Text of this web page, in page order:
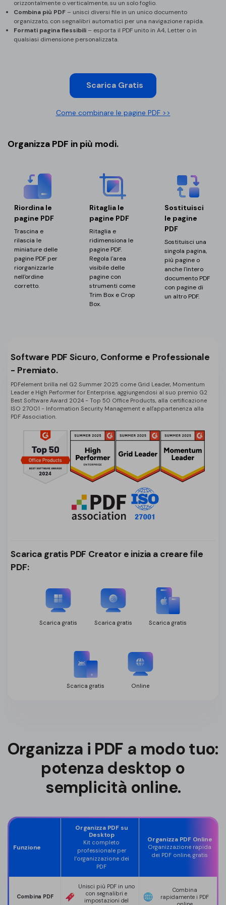
Chat con documento
AI Image Generator
PDFelement per Android
Tutorial Video
Contatta il supporto
Specifiche tecniche
Aggiornamenti
orizzontalmente o verticalmente, su un solo foglio.
Combina più PDF – unisci diversi file in un unico documento
organizzato, con segnalibri automatici per una navigazione rapida.
Formati pagina flessibili – esporta il PDF unito in A4, Letter o in
qualsiasi dimensione personalizzata.
Scarica Gratis
Come combinare le pagine PDF >>
Organizza PDF in più modi.
Riordina le
pagine PDF
Trascina e
rilascia le
miniature delle
pagine PDF per
riorganizzarle
nell'ordine
corretto.
Ritaglia le
pagine PDF
Ritaglia e
ridimensiona le
pagine PDF.
Regola l'area
visibile delle
pagine con
strumenti come
Trim Box e Crop
Box.
Sostituisci
le pagine
PDF
Sostituisci una
singola pagina,
più pagine o
anche l'intero
documento PDF
con pagine di
un altro PDF.
Software PDF Sicuro, Conforme e Professionale
- Premiato.
PDFelement brilla nel G2 Summer 2025 come Grid Leader, Momentum
Leader e High Performer for Enterprise, aggiungendosi al suo premio G2
Best Software Award 2024 - Top 50 Office Products, alla certificazione
ISO 27001 - Information Security Management e all'appartenenza alla
PDF Association.
Scarica gratis PDF Creator e inizia a creare file
PDF:
Scarica gratis Scarica gratis Scarica gratis
Scarica gratis Online
Organizza i PDF a modo tuo:
potenza desktop o
semplicità online.
Funzione
Organizza PDF su
Desktop
Kit completo
professionale per
l’organizzazione dei
PDF
Organizza PDF Online
Organizzazione rapida
dei PDF online, gratis
Combina PDF
Unisci più PDF in uno
con segnalibri e
impostazioni del
Combina
rapidamente i PDF